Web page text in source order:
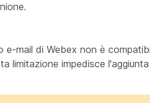
e-mail di Webex non è
limitazione impedisce